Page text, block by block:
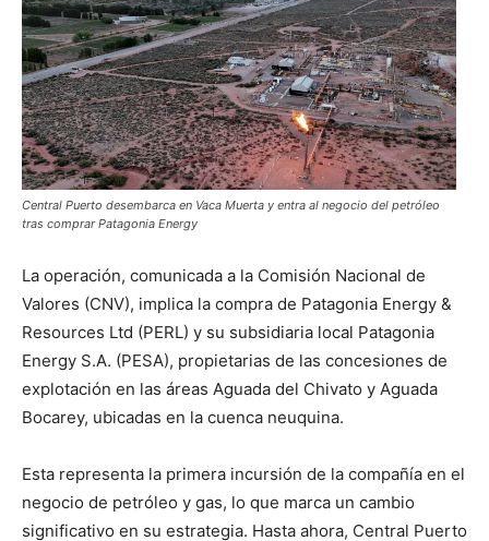
Central Puerto desembarca en Vaca Muerta y entra al negocio del petróleo
tras comprar Patagonia Energy
La operación, comunicada a la Comisión Nacional de
Valores (CNV), implica la compra de Patagonia Energy &
Resources Ltd (PERL) y su subsidiaria local Patagonia
Energy S.A. (PESA), propietarias de las concesiones de
explotación en las áreas Aguada del Chivato y Aguada
Bocarey, ubicadas en la cuenca neuquina.
Esta representa la primera incursión de la compañía en el
negocio de petróleo y gas, lo que marca un cambio
significativo en su estrategia. Hasta ahora, Central Puerto